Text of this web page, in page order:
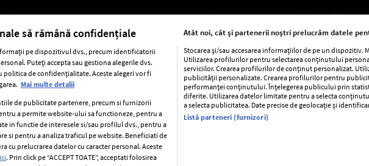
2024 Despre ELLE Romania Contact Abonamente Termeni si conditii
cookies
Publicitate
Stiri GSP Unica Baby Libertatea pentru femei Viva
Pariază responsabil! Decizia ONJN nr. 821/25.09.2025.
Jocurile de noroc sunt interzise minorilor.
Copyright © 2026 Ringier Romania SRL
să rămână confidențiale
pe dispozitivul dvs., precum identificatorii
Puteți accepta sau gestiona alegerile dvs.
politica de confidențialitate. Aceste alegeri vor fi
Mai multe detalii
de publicitate partenere, precum si furnizorii
a permite website-ului sa functioneze, pentru a
in functie de interesele si/sau profilul dvs., pentru a
si pentru a analiza traficul pe website. Beneficiati de
cu prelucrarea datelor cu caracter personal. Aceste
. Prin click pe “ACCEPT TOATE”, acceptati folosirea
Atât noi, cât și partenerii noștri prelucrăm datele
Stocarea și/sau accesarea informațiilor de pe un dispozitiv.
Utilizarea profilurilor pentru selectarea conținutului
serviciilor. Crearea profilurilor de conținut personalizat.
publicității personalizate. Crearea profilurilor pentru
performanței conținutului. Înțelegerea publicului prin
diferite. Utilizarea datelor limitate pentru a selecta
a selecta publicitatea. Date precise de geolocație și
Listă parteneri (furnizori)